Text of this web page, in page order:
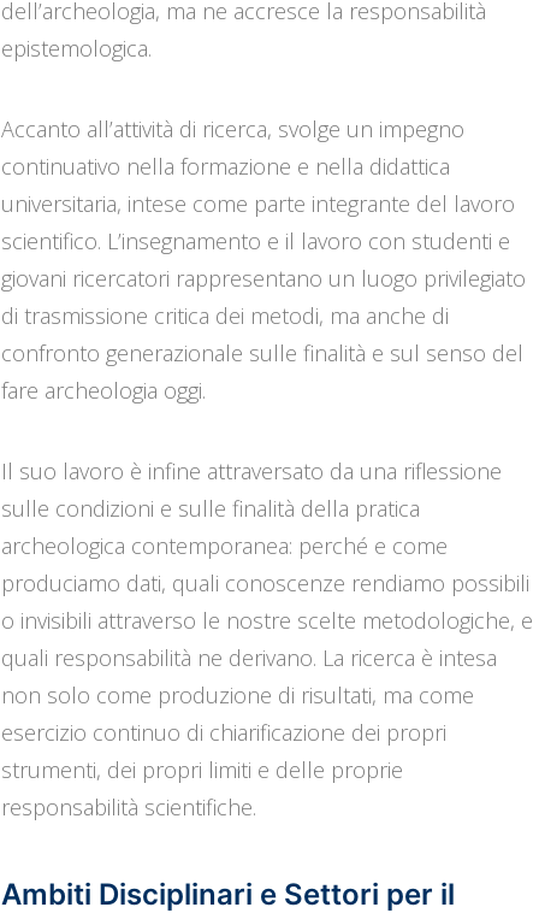
dell’archeologia, ma ne accresce la responsabilità
epistemologica.
Accanto all’attività di ricerca, svolge un impegno
continuativo nella formazione e nella didattica
universitaria, intese come parte integrante del lavoro
scientifico. L’insegnamento e il lavoro con studenti e
giovani ricercatori rappresentano un luogo privilegiato
di trasmissione critica dei metodi, ma anche di
confronto generazionale sulle finalità e sul senso del
fare archeologia oggi.
Il suo lavoro è infine attraversato da una riflessione
sulle condizioni e sulle finalità della pratica
archeologica contemporanea: perché e come
produciamo dati, quali conoscenze rendiamo possibili
o invisibili attraverso le nostre scelte metodologiche, e
quali responsabilità ne derivano. La ricerca è intesa
non solo come produzione di risultati, ma come
esercizio continuo di chiarificazione dei propri
strumenti, dei propri limiti e delle proprie
responsabilità scientifiche.
Ambiti Disciplinari e Settori per il